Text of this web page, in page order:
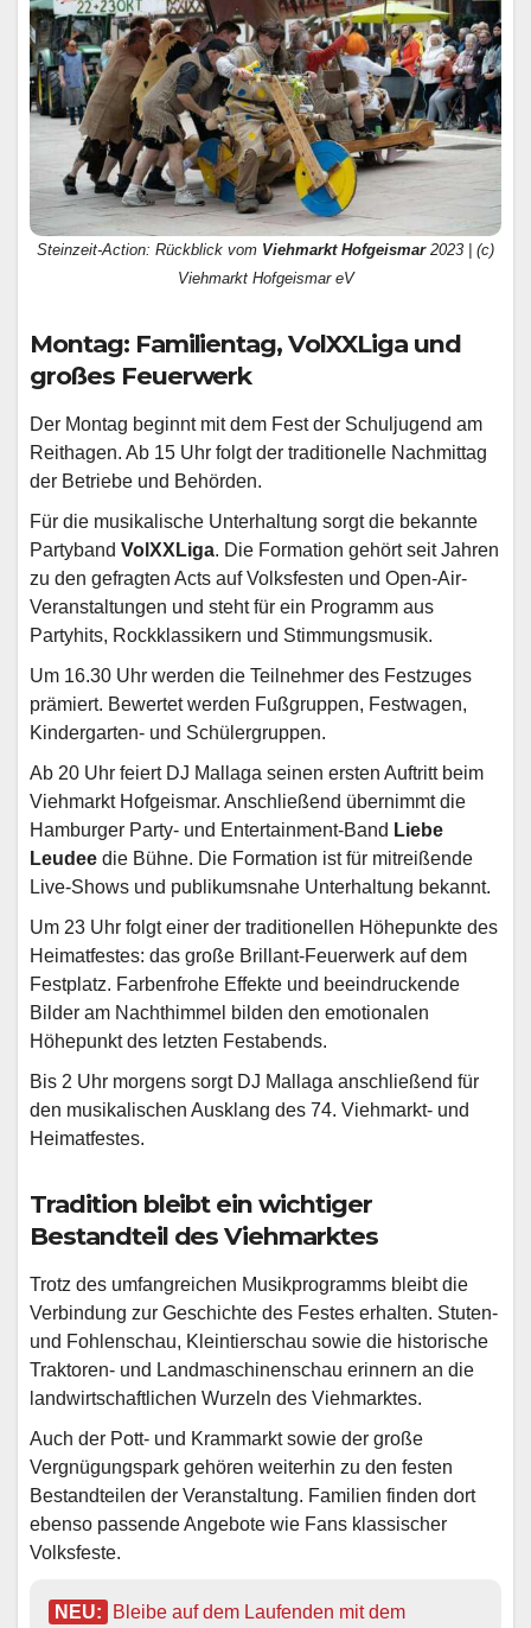
Steinzeit-Action: Rückblick vom Viehmarkt Hofgeismar2023 | (c)
Viehmarkt Hofgeismar eV
Montag: Familientag, VolXXLiga und
großes Feuerwerk
Der Montag beginnt mit dem Fest der Schuljugend am
Reithagen. Ab 15 Uhr folgt der traditionelle Nachmittag
der Betriebe und Behörden.
Für die musikalische Unterhaltung sorgt die bekannte
Partyband VolXXLiga. Die Formation gehört seit Jahren
zu den gefragten Acts auf Volksfesten und Open-Air-
Veranstaltungen und steht für ein Programm aus
Partyhits, Rockklassikern und Stimmungsmusik.
Um 16.30 Uhr werden die Teilnehmer des Festzuges
prämiert. Bewertet werden Fußgruppen, Festwagen,
Kindergarten- und Schülergruppen.
Ab 20 Uhr feiert DJ Mallaga seinen ersten Auftritt beim
Viehmarkt Hofgeismar. Anschließend übernimmt die
Hamburger Party- und Entertainment-Band Liebe
Leudee die Bühne. Die Formation ist für mitreißende
Live-Shows und publikumsnahe Unterhaltung bekannt.
Um 23 Uhr folgt einer der traditionellen Höhepunkte des
Heimatfestes: das große Brillant-Feuerwerk auf dem
Festplatz. Farbenfrohe Effekte und beeindruckende
Bilder am Nachthimmel bilden den emotionalen
Höhepunkt des letzten Festabends.
Bis 2 Uhr morgens sorgt DJ Mallaga anschließend für
den musikalischen Ausklang des 74. Viehmarkt- und
Heimatfestes.
Tradition bleibt ein wichtiger
Bestandteil des Viehmarktes
Trotz des umfangreichen Musikprogramms bleibt die
Verbindung zur Geschichte des Festes erhalten. Stuten-
und Fohlenschau, Kleintierschau sowie die historische
Traktoren- und Landmaschinenschau erinnern an die
landwirtschaftlichen Wurzeln des Viehmarktes.
Auch der Pott- und Krammarkt sowie der große
Vergnügungspark gehören weiterhin zu den festen
Bestandteilen der Veranstaltung. Familien finden dort
ebenso passende Angebote wie Fans klassischer
Volksfeste.
NEU:
Bleibe auf dem Laufenden mit dem